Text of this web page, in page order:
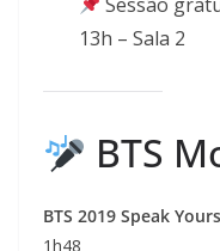
Sessão
13h – Sala 2
BTS
BTS 2019 Speak
1h48